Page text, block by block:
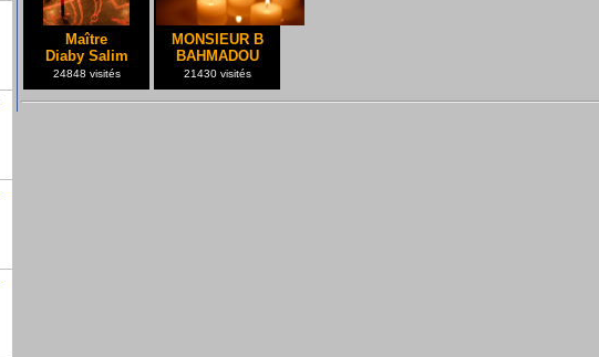
Maître
Diaby Salim
24848 visités
MONSIEUR B
BAHMADOU
21430 visités